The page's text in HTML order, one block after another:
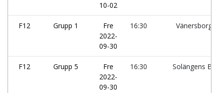
10-02
F12 Grupp 1
Fre
2022-
09-30
16:30 Vänersborgs
F12 Grupp 5
Fre
2022-
09-30
16:30 Solängens